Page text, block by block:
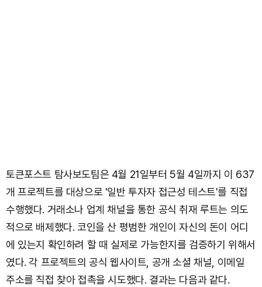
토큰포스트 탐사보도팀은 4월 21일부터 5월 4일까지 이 637
개 프로젝트를 대상으로 '일반 투자자 접근성 테스트'를 직접
수행했다. 거래소나 업계 채널을 통한 공식 취재 루트는 의도
적으로 배제했다. 코인을 산 평범한 개인이 자신의 돈이 어디
에 있는지 확인하려 할 때 실제로 가능한지를 검증하기 위해서
였다. 각 프로젝트의 공식 웹사이트, 공개 소셜 채널, 이메일
주소를 직접 찾아 접촉을 시도했다. 결과는 다음과 같다.